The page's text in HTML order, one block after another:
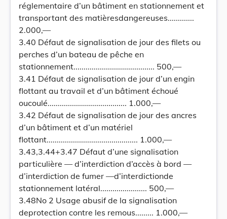
réglementaire d’un bâtiment en stationnement et
transportant des matièresdangereuses.............
2.000,—
3.40 Défaut de signalisation de jour des filets ou
perches d’un bateau de pêche en
stationnement........................................ 500,—
3.41 Défaut de signalisation de jour d’un engin
flottant au travail et d’un bâtiment échoué
oucoulé....................................... 1.000,—
3.42 Défaut de signalisation de jour des ancres
d’un bâtiment et d’un matériel
flottant............................................. 1.000,—
3.43,3.44+3.47 Défaut d’une signalisation
particulière — d’interdiction d’accès à bord —
d’interdiction de fumer —d’interdictionde
stationnement latéral....................... 500,—
3.48No 2 Usage abusif de la signalisation
deprotection contre les remous......... 1.000,—